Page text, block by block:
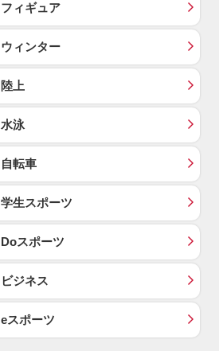
フィギュア
ウィンター
陸上
水泳
自転車
学生スポーツ
Doスポーツ
ビジネス
eスポーツ